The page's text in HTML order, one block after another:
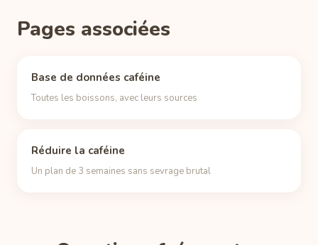
Pages associées
Base de données caféine
Toutes les boissons, avec leurs sources
Réduire la caféine
Un plan de 3 semaines sans sevrage brutal